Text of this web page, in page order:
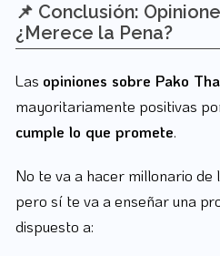
📌 Conclusión:
¿Merece la Pena?
Las opiniones sobre Pako
mayoritariamente positivas
cumple lo que promete.
No te va a hacer millonario de
pero sí te va a enseñar una
dispuesto a: